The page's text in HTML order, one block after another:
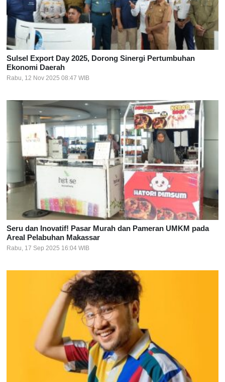
Sulsel Export Day 2025, Dorong Sinergi Pertumbuhan
Ekonomi Daerah
Rabu, 12 Nov 2025 08:47 WIB
Seru dan Inovatif! Pasar Murah dan Pameran UMKM pada
Areal Pelabuhan Makassar
Rabu, 17 Sep 2025 16:04 WIB